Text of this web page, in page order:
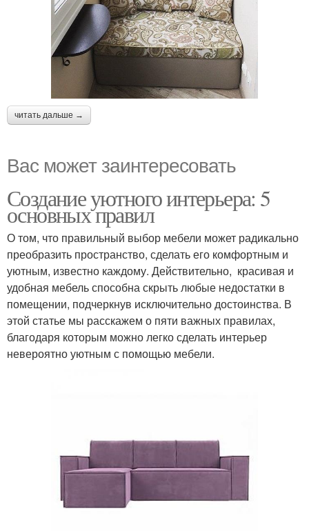
читать дальше →
Вас может заинтересовать
Создание уютного интерьера: 5
основных правил
О том, что правильный выбор мебели может радикально
преобразить пространство, сделать его комфортным и
уютным, известно каждому. Действительно, красивая и
удобная мебель способна скрыть любые недостатки в
помещении, подчеркнув исключительно достоинства. В
этой статье мы расскажем о пяти важных правилах,
благодаря которым можно легко сделать интерьер
невероятно уютным с помощью мебели.